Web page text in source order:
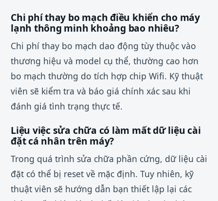
Chi phí thay bo mạch điều khiển cho máy
lạnh thông minh khoảng bao nhiêu?
Chi phí thay bo mạch dao động tùy thuộc vào
thương hiệu và model cụ thể, thường cao hơn
bo mạch thường do tích hợp chip Wifi. Kỹ thuật
viên sẽ kiểm tra và báo giá chính xác sau khi
đánh giá tình trạng thực tế.
Liệu việc sửa chữa có làm mất dữ liệu cài
đặt cá nhân trên máy?
Trong quá trình sửa chữa phần cứng, dữ liệu cài
đặt có thể bị reset về mặc định. Tuy nhiên, kỹ
thuật viên sẽ hướng dẫn bạn thiết lập lại các